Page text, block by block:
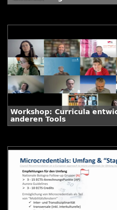
Workshop: Curricula
anderen Tools